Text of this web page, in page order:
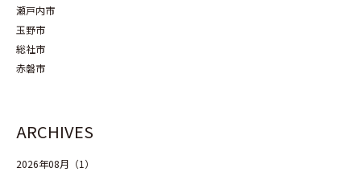
瀬戸内市
玉野市
総社市
赤磐市
ARCHIVES
2026年08月（1）